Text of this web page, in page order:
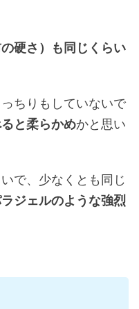
硬さ）も同じくらい
ちりもしていないで
と柔らかめかと思い
で、少なくとも同じ
ジェルのような強烈